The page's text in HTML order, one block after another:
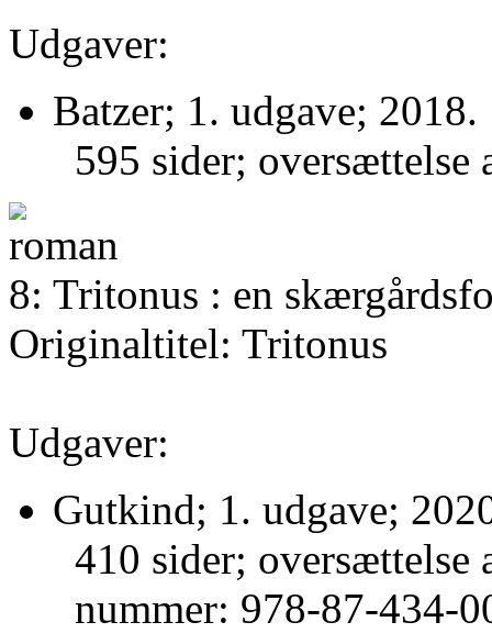
Udgaver:
Batzer; 1. udgave; 2018.
595 sider;
8: Tritonus : en
Originaltitel: Tritonus
Udgaver:
Gutkind; 1. udgave;
410 sider;
nummer: 978-87-434-